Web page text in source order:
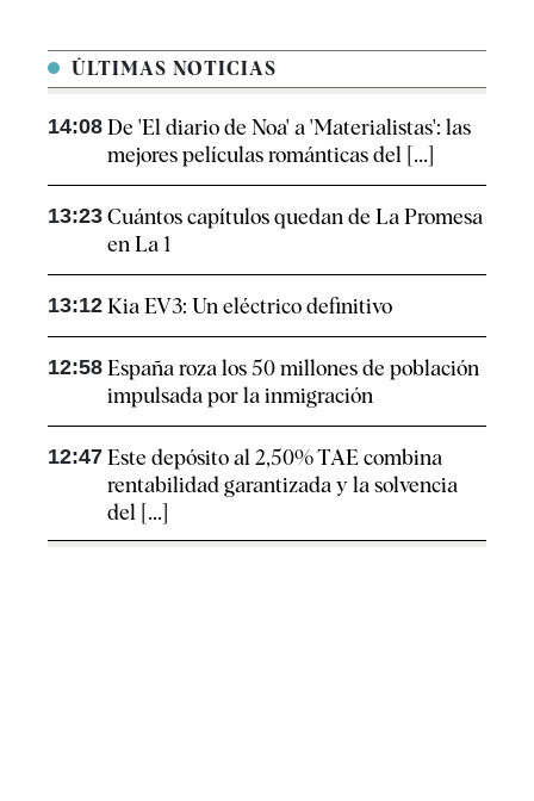
ÚLTIMAS NOTICIAS
14:08 De 'El diario de Noa' a 'Materialistas': las
mejores películas románticas del [...]
13:23 Cuántos capítulos quedan de La Promesa
en La 1
13:12 Kia EV3: Un eléctrico definitivo
12:58 España roza los 50 millones de población
impulsada por la inmigración
12:47 Este depósito al 2,50% TAE combina
rentabilidad garantizada y la solvencia
del [...]